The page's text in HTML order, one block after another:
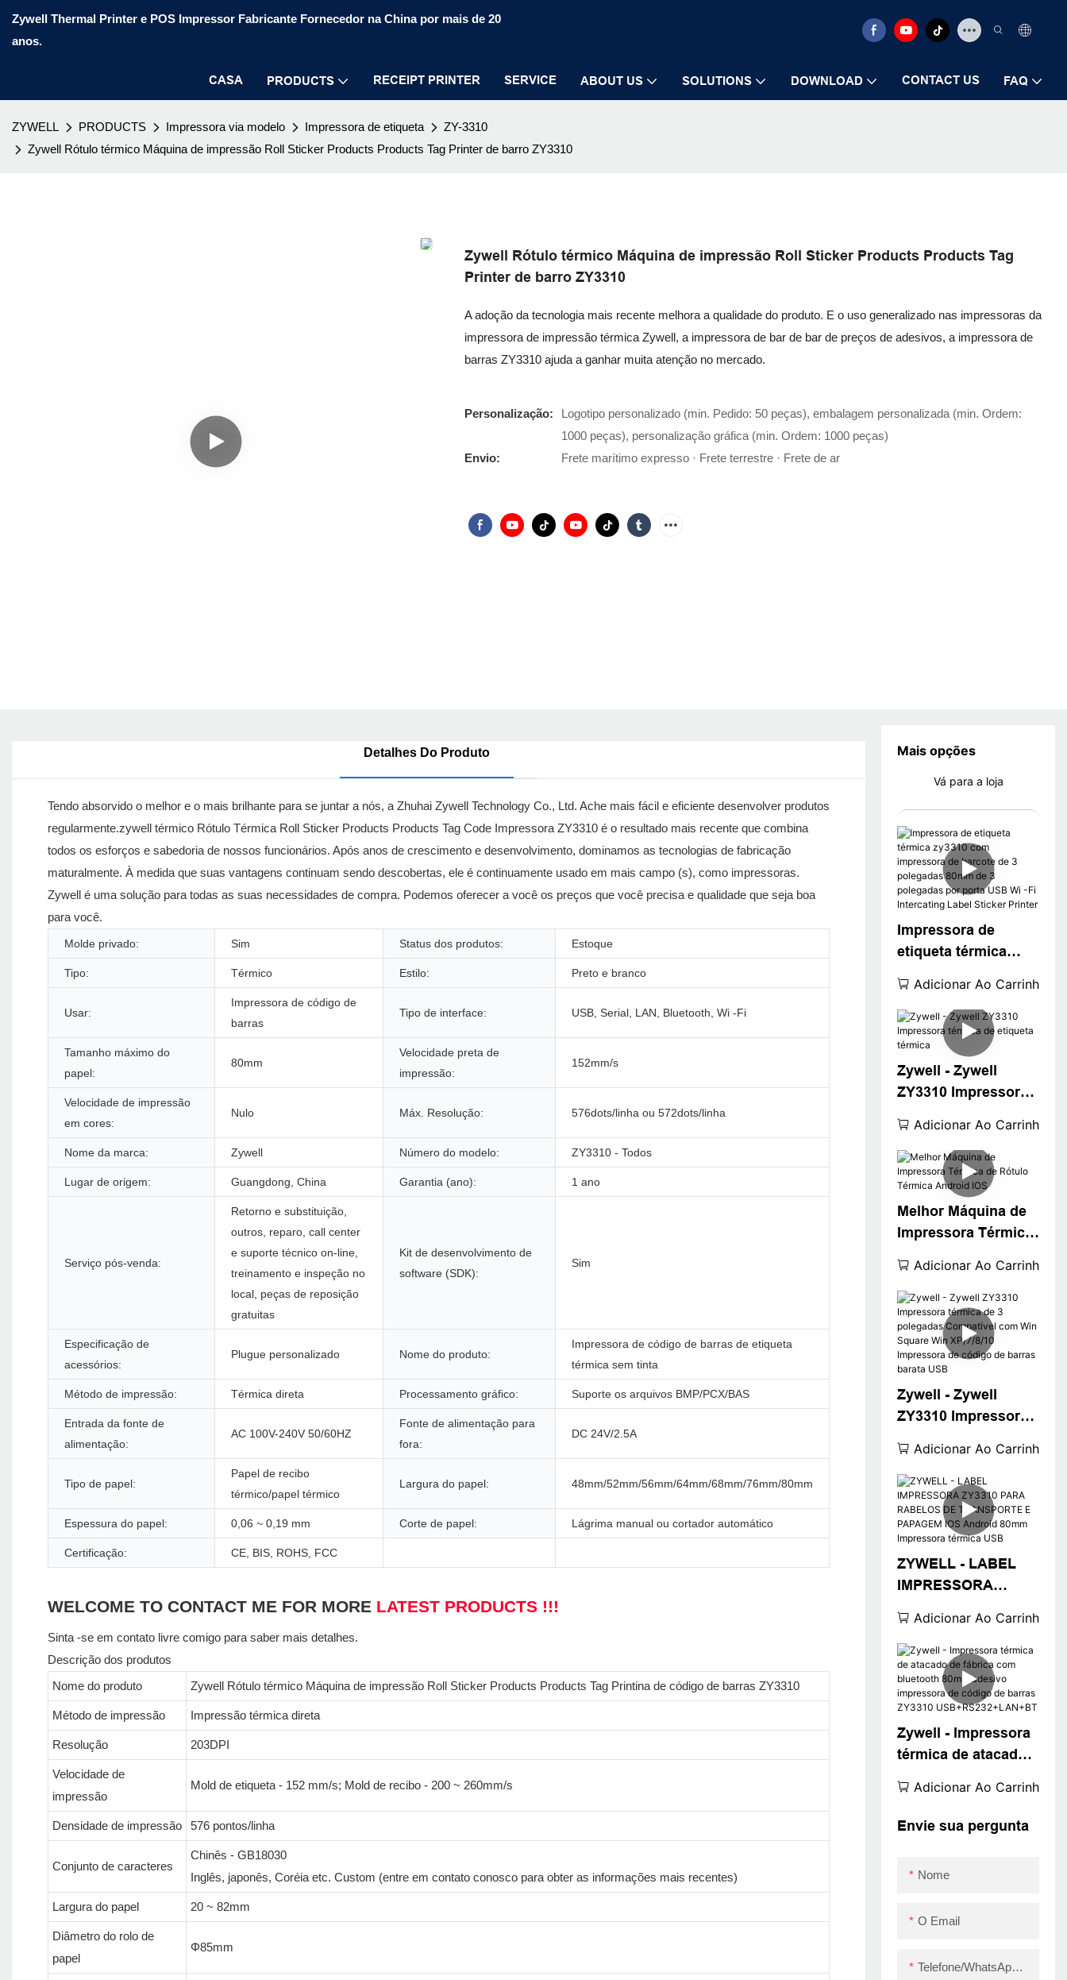
Zywell Thermal Printer e POS Impressor Fabricante Fornecedor na China por mais de 20
anos.
CASA PRODUCTS RECEIPT PRINTER SERVICE ABOUT US SOLUTIONS DOWNLOAD CONTACT US FAQ
ZYWELL PRODUCTS Impressora via modelo Impressora de etiqueta
ZY-3310
Zywell Rótulo térmico Máquina de impressão Roll Sticker Products Products Tag Printer de barro ZY3310
Zywell Rótulo térmico Máquina de impressão Roll Sticker Products Products Tag
Printer de barro ZY3310
A adoção da tecnologia mais recente melhora a qualidade do produto. E o uso generalizado nas impressoras da
impressora de impressão térmica Zywell, a impressora de bar de bar de preços de adesivos, a impressora de
barras ZY3310 ajuda a ganhar muita atenção no mercado.
Personalização:
Logotipo personalizado (min. Pedido: 50 peças), embalagem personalizada (min. Ordem:
1000 peças), personalização gráfica (min. Ordem: 1000 peças)
Envio:
Frete marítimo expresso · Frete terrestre · Frete de ar
Mais opções
Vá para a loja
Impressora de
etiqueta térmica
impressora de
barcote de 3
polegadas 80mm de
3 polegadas por
porta USB Wi -Fi
Intercating Label
Sticker Printer
Adicionar Ao Carrinho
Zywell - Zywell
ZY3310 Impressora
térmica
Adicionar Ao Carrinho
Melhor Máquina de
Impressora Térmica
Android IOS
Adicionar Ao Carrinho
Zywell - Zywell
ZY3310 Impressora
polegadas
Compatível com Win
Square Win
XP/7/8/10
Impressora de
código de barras
barata USB
Adicionar Ao Carrinho
ZYWELL - LABEL
IMPRESSORA
RABELOS DE
TRANSPORTE E
PAPAGEM IOS
Android 80mm
Impressora térmica
USB
Adicionar Ao Carrinho
Zywell - Impressora
térmica de atacado
bluetooth 80mm
adesivo impressora
USB+RS232+LAN+B
Adicionar Ao Carrinho
Envie sua pergunta
Nome
O Email
Telefone/WhatsApp/Skype
Detalhes Do Produto
Tendo absorvido o melhor e o mais brilhante para se juntar a nós, a Zhuhai Zywell Technology Co., Ltd. Ache mais fácil e eficiente desenvolver produtos
regularmente.zywell térmico Rótulo Térmica Roll Sticker Products Products Tag Code Impressora ZY3310 é o resultado mais recente que combina
todos os esforços e sabedoria de nossos funcionários. Após anos de crescimento e desenvolvimento, dominamos as tecnologias de fabricação
maturalmente. À medida que suas vantagens continuam sendo descobertas, ele é continuamente usado em mais campo (s), como impressoras.
Zywell é uma solução para todas as suas necessidades de compra. Podemos oferecer a você os preços que você precisa e qualidade que seja boa
para você.
Molde privado: Sim Status dos produtos: Estoque
Tipo: Térmico Estilo: Preto e branco
Usar:
Impressora de código de
barras
Tipo de interface: USB, Serial, LAN, Bluetooth, Wi -Fi
Tamanho máximo do
papel:
80mm
Velocidade preta de
impressão:
152mm/s
Velocidade de impressão
em cores:
Nulo Máx. Resolução: 576dots/linha ou 572dots/linha
Nome da marca: Zywell Número do modelo: ZY3310 - Todos
Lugar de origem: Guangdong, China Garantia (ano): 1 ano
Serviço pós-venda:
Retorno e substituição,
outros, reparo, call center
e suporte técnico on-line,
treinamento e inspeção no
local, peças de reposição
gratuitas
Kit de desenvolvimento de
software (SDK):
Sim
Especificação de
acessórios:
Plugue personalizado Nome do produto:
Impressora de código de barras de etiqueta
térmica sem tinta
Método de impressão: Térmica direta Processamento gráfico: Suporte os arquivos BMP/PCX/BAS
Entrada da fonte de
alimentação:
AC 100V-240V 50/60HZ
Fonte de alimentação para
fora:
DC 24V/2.5A
Tipo de papel:
Papel de recibo
térmico/papel térmico
Largura do papel: 48mm/52mm/56mm/64mm/68mm/76mm/80mm
Espessura do papel: 0,06 ~ 0,19 mm Corte de papel: Lágrima manual ou cortador automático
Certificação: CE, BIS, ROHS, FCC
WELCOME TO CONTACT ME FOR MORE LATEST PRODUCTS !!!
Sinta -se em contato livre comigo para saber mais detalhes.
Descrição dos produtos
Nome do produto
Zywell Rótulo térmico Máquina de impressão Roll Sticker Products Products Tag Printina de código de barras ZY3310
Método de impressão Impressão térmica direta
Resolução 203DPI
Velocidade de
impressão
Mold de etiqueta - 152 mm/s; Mold de recibo - 200 ~ 260mm/s
Densidade de impressão 576 pontos/linha
Conjunto de caracteres
Chinês - GB18030
Inglês, japonês, Coréia etc. Custom (entre em contato conosco para obter as informações mais recentes)
Largura do papel 20 ~ 82mm
Diâmetro do rolo de
papel
Φ85mm